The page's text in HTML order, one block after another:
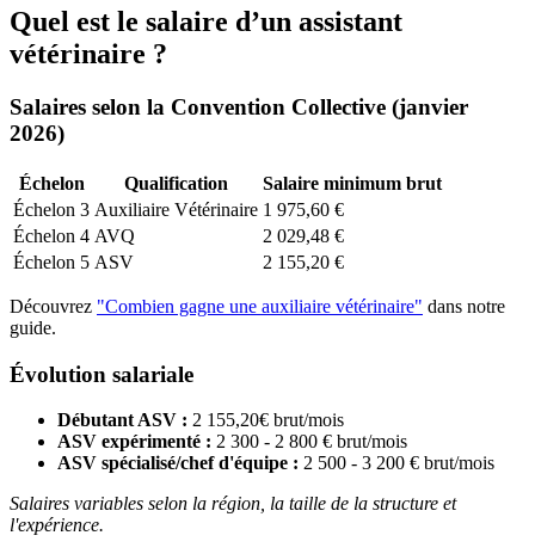
Quel est le salaire d’un assistant
vétérinaire ?
Salaires selon la Convention Collective (janvier
2026)
Échelon Qualification
Salaire minimum brut
Échelon 3 Auxiliaire Vétérinaire 1 975,60 €
Échelon 4 AVQ
2 029,48 €
Échelon 5 ASV 2 155,20 €
Découvrez "Combien gagne une auxiliaire vétérinaire" dans notre
guide.
Évolution salariale
Débutant ASV : 2 155,20€ brut/mois
ASV expérimenté : 2 300 - 2 800 € brut/mois
ASV spécialisé/chef d'équipe : 2 500 - 3 200 € brut/mois
Salaires variables selon la région, la taille de la structure et
l'expérience.